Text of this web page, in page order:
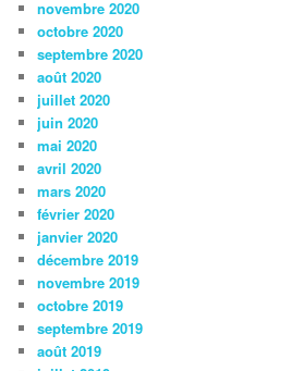
novembre 2020
octobre 2020
septembre 2020
août 2020
juillet 2020
juin 2020
mai 2020
avril 2020
mars 2020
février 2020
janvier 2020
décembre 2019
novembre 2019
octobre 2019
septembre 2019
août 2019